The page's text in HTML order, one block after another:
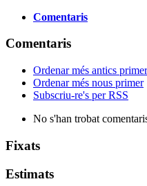
Comentaris
Comentaris
Ordenar més antics primer
Ordenar més nous primer
Subscriu-re's per RSS
No s'han trobat
Fixats
Estimats